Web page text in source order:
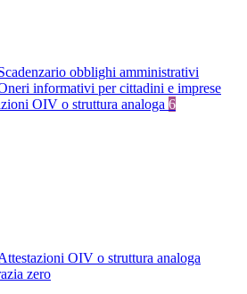
obblighi amministrativi
informativi per cittadini e imprese
OIV o struttura analoga 6
OIV o struttura analoga
zero